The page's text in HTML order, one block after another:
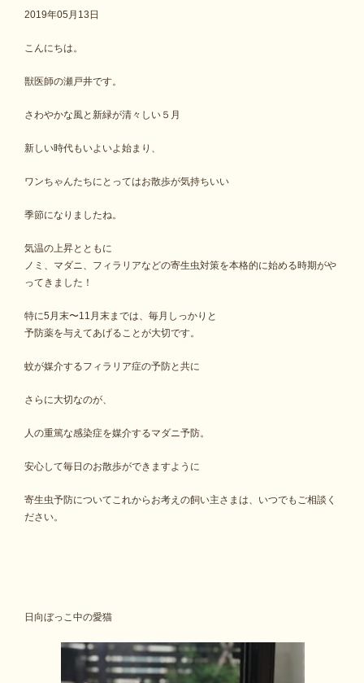
2019年05月13日
こんにちは。
獣医師の瀬戸井です。
さわやかな風と新緑が清々しい５月
新しい時代もいよいよ始まり、
ワンちゃんたちにとってはお散歩が気持ちいい
季節になりましたね。
気温の上昇とともに
ノミ、マダニ、フィラリアなどの寄生虫対策を本格的に始める時期がや
ってきました！
特に5月末〜11月末までは、毎月しっかりと
予防薬を与えてあげることが大切です。
蚊が媒介するフィラリア症の予防と共に
さらに大切なのが、
人の重篤な感染症を媒介するマダニ予防。
安心して毎日のお散歩ができますように
寄生虫予防についてこれからお考えの飼い主さまは、いつでもご相談く
ださい。
日向ぼっこ中の愛猫